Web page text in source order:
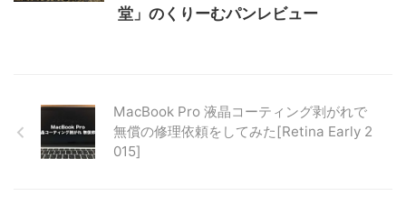
堂」のくりーむパンレビュー
MacBook Pro 液晶コーティング剥がれで
無償の修理依頼をしてみた[Retina Early 2
015]